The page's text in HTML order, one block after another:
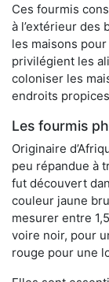
Ces fourmis
à l’extérieur des
les maisons
privilégient les
coloniser les
endroits
Les fourmis
Originaire
peu répandue à
fut découvert
couleur jaune
mesurer entre
voire noir, pour
rouge pour une